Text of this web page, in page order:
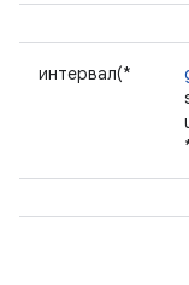
интервал(*